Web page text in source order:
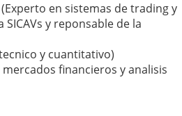
(Experto en sistemas de trading y
y reponsable de la
y cuantitativo)
financieros y analisis